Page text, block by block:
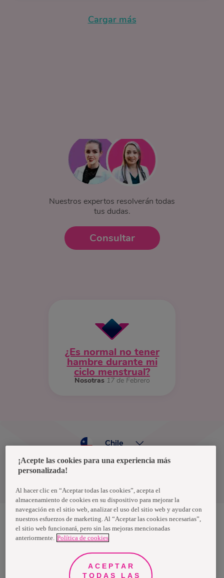
Cargar más
Nuestros expertos resolverán todas
tus dudas.
Consultar
¿Es normal no tener
hambre durante mi
ciclo menstrual?
Nosotras 17 de Febrero
Política de privacidad de datos
Chile
Nosotras, una marca de Essity - una compañía global líder en
higiene y salud. Cada día, mil millones de personas, en todo el
propósito es romper barreras por el bienestar en beneficio de
consumidores, pacientes, cuidadores, clientes y la sociedad en
general. Vendemos en aproximadamente 150 países bajo las
¡Acepte las cookies para una experiencia más
personalizada!
Al hacer clic en “Aceptar todas las cookies”, acepta el
almacenamiento de cookies en su dispositivo para mejorar la
navegación en el sitio web, analizar el uso del sitio web y ayudar con
nuestros esfuerzos de marketing. Al “Aceptar las cookies necesarias”,
el sitio web funcionará, pero sin las mejoras mencionadas
anteriormente. Política de cookies
ACEPTAR
TODAS LAS